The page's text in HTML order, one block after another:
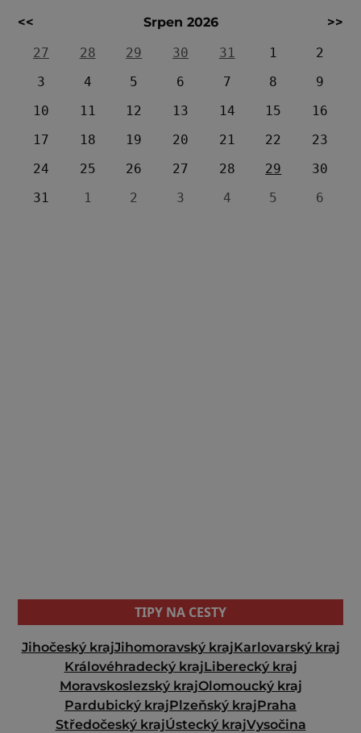
<< Srpen 2026
>>
27
28 29 30 31 1
2
3
4 5 6 7 8
9
10
11 12 13 14 15
16
17
18 19 20 21 22
23
24
25 26 27 28 29
30
31
1 2 3 4 5 6
TIPY NA CESTY
Jihočeský krajJihomoravský krajKarlovarský kraj
Královéhradecký krajLiberecký kraj
Moravskoslezský krajOlomoucký kraj
Pardubický krajPlzeňský krajPraha
Středočeský krajÚstecký krajVysočina